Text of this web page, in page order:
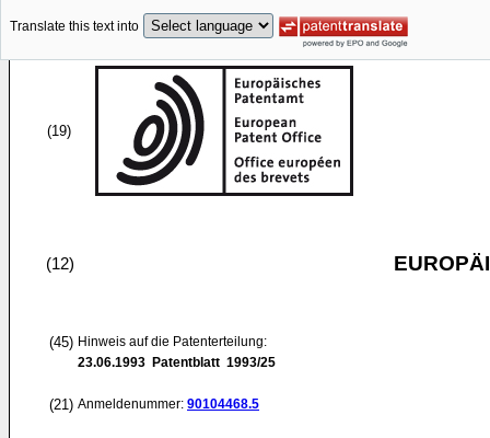
Translate this text into
(19)
(12)
(45) Hinweis auf die Patenterteilung:
23.06.1993 Patentblatt 1993/25
(21) Anmeldenummer: 90104468.5